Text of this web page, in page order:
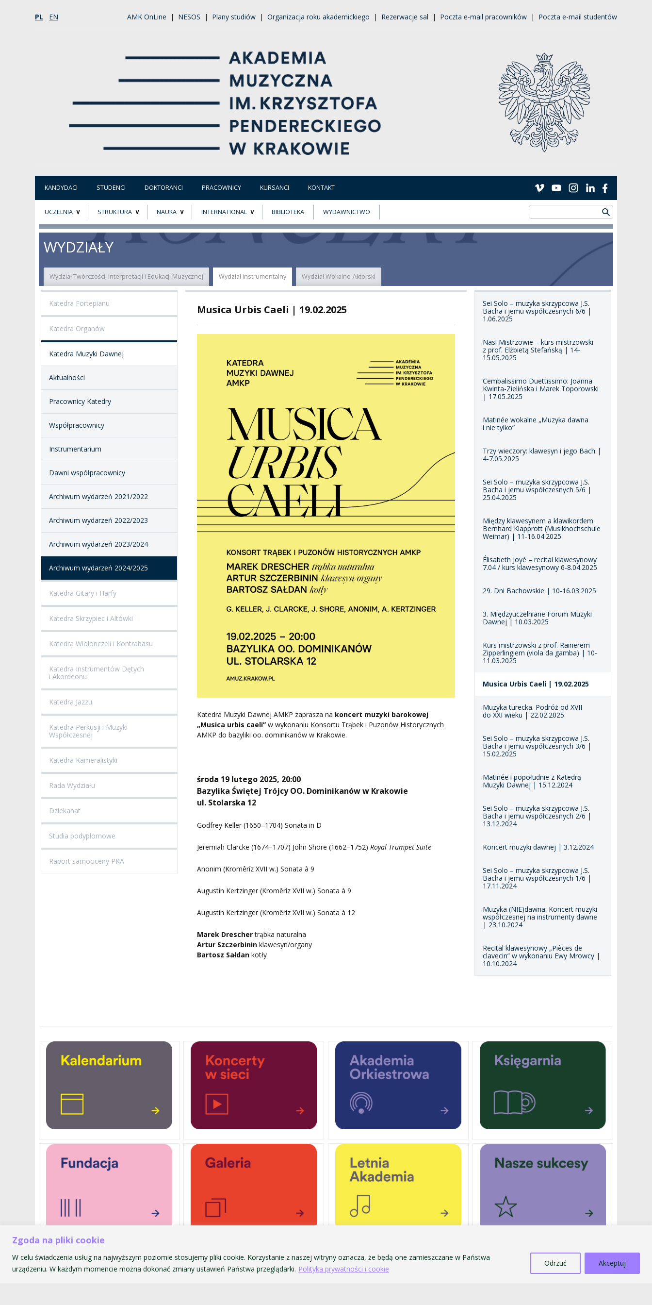
Zgoda na pliki cookie
W celu świadczenia usług na najwyższym poziomie stosujemy pliki cookie. Korzystanie z naszej witryny oznacza, że będą one zamieszczane w Państwa
urządzeniu. W każdym momencie można dokonać zmiany ustawień Państwa przeglądarki. Polityka prywatności i cookie
Odrzuć Akceptuj
PL EN AMK OnLine | NESOS | Plany studiów | Organizacja roku akademickiego | Rezerwacje sal | Poczta e-mail pracowników | Poczta e-mail studentów
KANDYDACI STUDENCI DOKTORANCI PRACOWNICY KURSANCI KONTAKT
UCZELNIA
KADRA PEDAGOGICZNA
DOKTORATY HC
PROFESURY HONOROWE
EXCELLENCE IN TEACHING
MAGNUS IN DOCTRINA
ORKIESTRY AKADEMICKIE
I CHÓR AMKP
SALE KONCERTOWE
BRANDBOOK
STRUKTURA
ORGANY UCZELNI
WYDZIAŁY
OGÓLNOUCZELNIANY
ZESPÓŁ DYDAKTYCZNY
SZKOŁA DOKTORSKA
STUDIA PODYPLOMOWE
ADMINISTRACJA
RZECZNICY
BIBLIOTEKA
PENDERECKI ACADEMY
PRESS
DOM STUDENCKI
NAUKA
PROJEKTY BADAWCZE
JAKOŚĆ KSZTAŁCENIA
NOSTRYFIKACJA
DYPLOMÓW
NOSTRYFIKACJA STOPNI
POSTĘPOWANIA
INTERNATIONAL
ERASMUS+
BIBLIOTEKA WYDAWNICTWO
WYDZIAŁY
Wydział Twórczości, Interpretacji i Edukacji Muzycznej Wydział Instrumentalny Wydział Wokalno-Aktorski
Katedra Fortepianu
Katedra Organów
Katedra Muzyki Dawnej
Aktualności
Pracownicy Katedry
Współpracownicy
Instrumentarium
Dawni współpracownicy
Archiwum wydarzeń 2021/2022
Archiwum wydarzeń 2022/2023
Archiwum wydarzeń 2023/2024
Archiwum wydarzeń 2024/2025
Katedra Gitary i Harfy
Katedra Skrzypiec i Altówki
Katedra Wiolonczeli i Kontrabasu
Katedra Instrumentów Dętych
i Akordeonu
Katedra Jazzu
Katedra Perkusji i Muzyki
Współczesnej
Katedra Kameralistyki
Rada Wydziału
Dziekanat
Studia podyplomowe
Raport samooceny PKA
Sei Solo – muzyka skrzypcowa J.S.
Bacha i jemu współczesnych 6/6 |
1.06.2025
Nasi Mistrzowie – kurs mistrzowski
z prof. Elżbietą Stefańską | 14-
15.05.2025
Cembalissimo Duettissimo: Joanna
Kwinta-Zielińska i Marek Toporowski
| 17.05.2025
Matinée wokalne „Muzyka dawna
i nie tylko”
Trzy wieczory: klawesyn i jego Bach |
4-7.05.2025
Sei Solo – muzyka skrzypcowa J.S.
Bacha i jemu współczesnych 5/6 |
25.04.2025
Między klawesynem a klawikordem.
Bernhard Klapprott (Musikhochschule
Weimar) | 11-16.04.2025
Élisabeth Joyé – recital klawesynowy
7.04 / kurs klawesynowy 6-8.04.2025
29. Dni Bachowskie | 10-16.03.2025
3. Międzyuczelniane Forum Muzyki
Dawnej | 10.03.2025
Kurs mistrzowski z prof. Rainerem
Zipperlingiem (viola da gamba) | 10-
11.03.2025
Musica Urbis Caeli | 19.02.2025
Muzyka turecka. Podróż od XVII
do XXI wieku | 22.02.2025
Sei Solo – muzyka skrzypcowa J.S.
Bacha i jemu współczesnych 3/6 |
15.02.2025
Matinée i popołudnie z Katedrą
Muzyki Dawnej | 15.12.2024
Sei Solo – muzyka skrzypcowa J.S.
Bacha i jemu współczesnych 2/6 |
13.12.2024
Koncert muzyki dawnej | 3.12.2024
Sei Solo – muzyka skrzypcowa J.S.
Bacha i jemu współczesnych 1/6 |
17.11.2024
Muzyka (NIE)dawna. Koncert muzyki
współczesnej na instrumenty dawne
| 23.10.2024
Recital klawesynowy „Pièces de
clavecin” w wykonaniu Ewy Mrowcy |
10.10.2024
Musica Urbis Caeli | 19.02.2025
Katedra Muzyki Dawnej AMKP zaprasza na koncert muzyki barokowej
„Musica urbis caeli” w wykonaniu Konsortu Trąbek i Puzonów Historycznych
AMKP do bazyliki oo. dominikanów w Krakowie.
środa 19 lutego 2025, 20:00
Bazylika Świętej Trójcy OO. Dominikanów w Krakowie
ul. Stolarska 12
Godfrey Keller (1650–1704) Sonata in D
Jeremiah Clarcke (1674–1707) John Shore (1662–1752)Royal Trumpet Suite
Anonim (Kromêríz XVII w.) Sonata à 9
Augustin Kertzinger (Kromêríz XVII w.) Sonata à 9
Augustin Kertzinger (Kromêríz XVII w.) Sonata à 12
Marek Dreschertrąbka naturalna
Artur Szczerbinin klawesyn/organy
Bartosz Sałdan kotły
Akademia Muzyczna im. Krzysztofa Pendereckiego w Krakowie
ul. św. Tomasza 43
OCHRONA DANYCH OSOBOWYCH
POLITYKA PRYWATNOŚCI I COOKIES
DOTACJE
SPRZEDAŻ ŚRODKÓW MAJĄTKU TRWAŁEGO